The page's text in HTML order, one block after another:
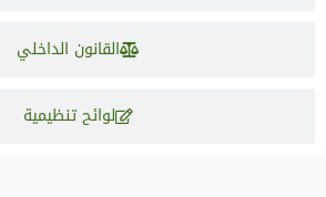
القانون الداخلي
لوائح تنظيمية